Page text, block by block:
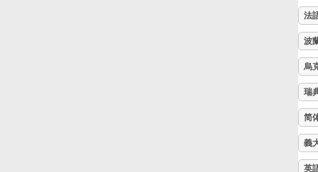
法
波
烏
瑞
简
義
英